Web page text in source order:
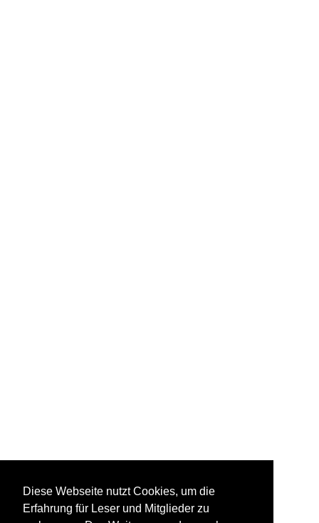
Diese Webseite nutzt Cookies, um die
Erfahrung für Leser und Mitglieder zu